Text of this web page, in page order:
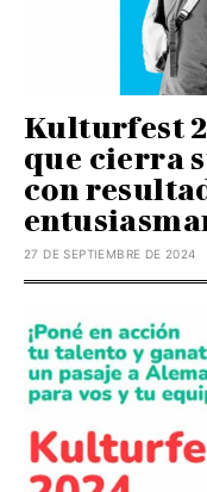
Kulturfest
que cierra
con
27 DE SEPTIEMBRE DE 2024